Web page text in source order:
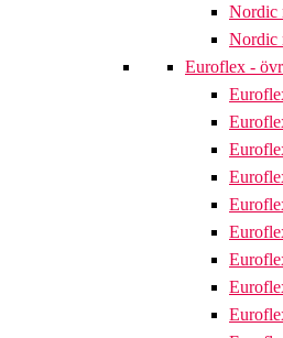
Nordic
Nordic
Euroflex -